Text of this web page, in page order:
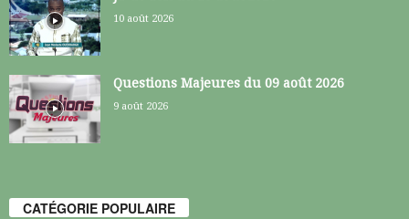
10 août 2026
Questions Majeures du 09 août 2026
9 août 2026
CATÉGORIE POPULAIRE